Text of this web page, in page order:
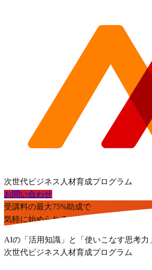
次世代ビジネス人材育成プログラム
お問い合わせ
受講料の最大75%助成で
気軽に始められる！
AIの「活用知識」と「使いこなす思考力
次世代ビジネス人材育成プログラム